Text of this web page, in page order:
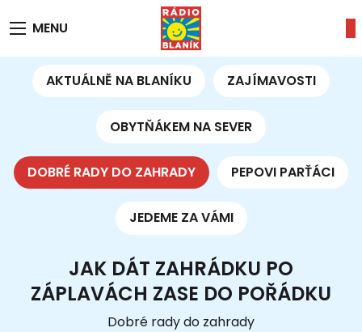
MENU
AKTUÁLNĚ NA BLANÍKU ZAJÍMAVOSTI
OBYTŇÁKEM NA SEVER
DOBRÉ RADY DO ZAHRADY PEPOVI PARŤÁCI
JEDEME ZA VÁMI
JAK DÁT ZAHRÁDKU PO
ZÁPLAVÁCH ZASE DO POŘÁDKU
Dobré rady do zahrady